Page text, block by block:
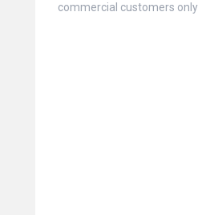
commercial customers only